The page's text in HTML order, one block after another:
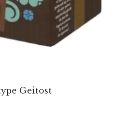
Geitost